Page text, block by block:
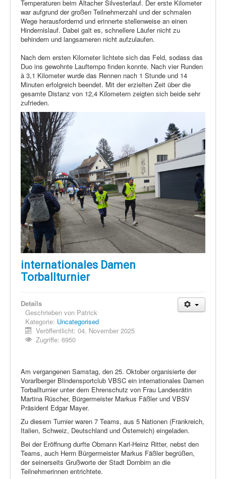
Temperaturen beim Altacher Silvesterlauf. Der erste Kilometer
war aufgrund der großen Teilnehmerzahl und der schmalen
Wege herausfordernd und erinnerte stellenweise an einen
Hindernislauf. Dabei galt es, schnellere Läufer nicht zu
behindern und langsameren nicht aufzulaufen.
Nach dem ersten Kilometer lichtete sich das Feld, sodass das
Duo ins gewohnte Lauftempo finden konnte. Nach vier Runden
à 3,1 Kilometer wurde das Rennen nach 1 Stunde und 14
Minuten erfolgreich beendet. Mit der erzielten Zeit über die
gesamte Distanz von 12,4 Kilometern zeigten sich beide sehr
zufrieden.
internationales Damen
Torballturnier
Details
Geschrieben von Patrick
Kategorie: Uncategorised
Veröffentlicht: 04. November 2025
Zugriffe: 6950
Am vergangenen Samstag, den 25. Oktober organisierte der
Vorarlberger Blindensportclub VBSC ein internationales Damen
Torballturnier unter dem Ehrenschutz von Frau Landesrätin
Martina Rüscher, Bürgermeister Markus Fäßler und VBSV
Präsident Edgar Mayer.
Zu diesem Turnier waren 7 Teams, aus 5 Nationen (Frankreich,
Italien, Schweiz, Deutschland und Österreich) eingeladen.
Bei der Eröffnung durfte Obmann Karl-Heinz Ritter, nebst den
Teams, auch Herrn Bürgermeister Markus Fäßler begrüßen,
der seinerseits Grußworte der Stadt Dornbirn an die
Teilnehmerinnen entrichtete.